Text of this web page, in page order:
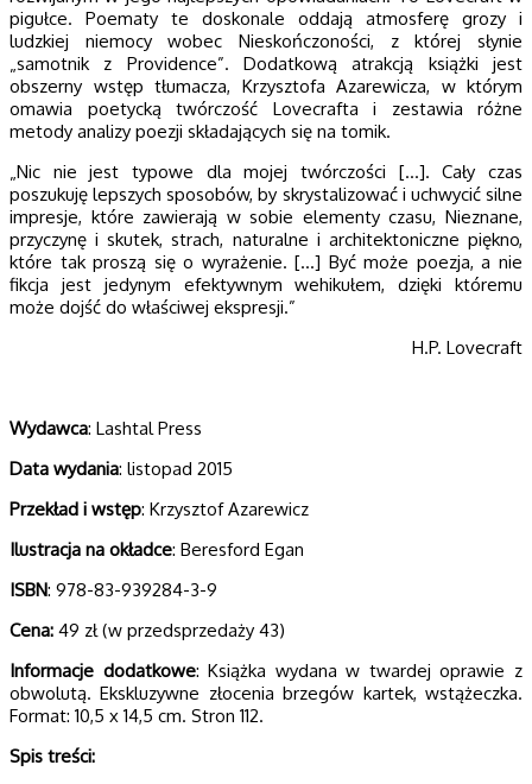
pigułce. Poematy te doskonale oddają atmosferę grozy i
ludzkiej niemocy wobec Nieskończoności, z której słynie
„samotnik z Providence”. Dodatkową atrakcją książki jest
obszerny wstęp tłumacza, Krzysztofa Azarewicza, w którym
omawia poetycką twórczość Lovecrafta i zestawia różne
metody analizy poezji składających się na tomik.
„Nic nie jest typowe dla mojej twórczości […]. Cały czas
poszukuję lepszych sposobów, by skrystalizować i uchwycić silne
impresje, które zawierają w sobie elementy czasu, Nieznane,
przyczynę i skutek, strach, naturalne i architektoniczne piękno,
które tak proszą się o wyrażenie. […] Być może poezja, a nie
fikcja jest jedynym efektywnym wehikułem, dzięki któremu
może dojść do właściwej ekspresji.”
H.P. Lovecraft
Wydawca: Lashtal Press
Data wydania: listopad 2015
Przekład i wstęp: Krzysztof Azarewicz
Ilustracja na okładce: Beresford Egan
ISBN: 978-83-939284-3-9
Cena: 49 zł (w przedsprzedaży 43)
Informacje dodatkowe: Książka wydana w twardej oprawie z
obwolutą. Ekskluzywne złocenia brzegów kartek, wstążeczka.
Format: 10,5 x 14,5 cm. Stron 112.
Spis treści: